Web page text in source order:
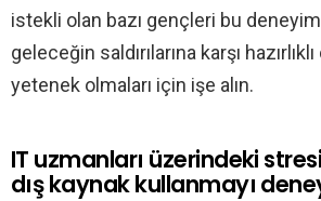
istekli olan bazı gençleri bu
geleceğin saldırılarına karşı
yetenek olmaları için işe alın.
IT uzmanları üzerindeki
dış kaynak kullanmayı